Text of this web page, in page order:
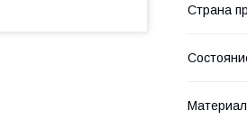
Страна
Материал